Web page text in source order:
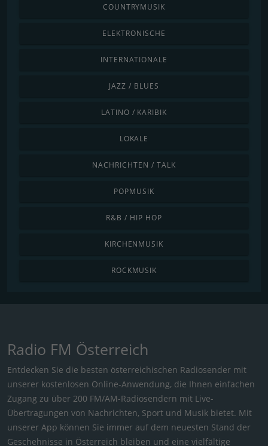
COUNTRYMUSIK
ELEKTRONISCHE
INTERNATIONALE
JAZZ / BLUES
LATINO / KARIBIK
LOKALE
NACHRICHTEN / TALK
POPMUSIK
R&B / HIP HOP
KIRCHENMUSIK
ROCKMUSIK
Radio FM Österreich
Entdecken Sie die besten österreichischen Radiosender mit
unserer kostenlosen Online-Anwendung, die Ihnen einfachen
Zugang zu über 200 FM/AM-Radiosendern mit Live-
Übertragungen von Nachrichten, Sport und Musik bietet. Mit
unserer App können Sie immer auf dem neuesten Stand der
Geschehnisse in Österreich bleiben und eine vielfältige